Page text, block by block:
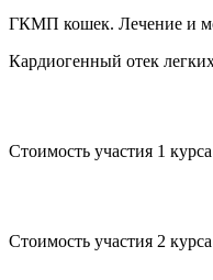
ГКМП кошек. Лечение и
Кардиогенный отек
Стоимость участия 1
Стоимость участия 2